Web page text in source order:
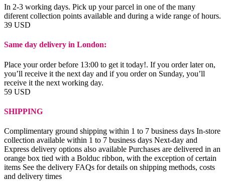
In 2-3 working days. Pick up your parcel in one of the many
diferent collection points available and during a wide range of hours.
39 USD
Same day delivery in London:
Place your order before 13:00 to get it today!. If you order later on,
you’ll receive it the next day and if you order on Sunday, you’ll
receive it the next working day.
59 USD
SHIPPING
Complimentary ground shipping within 1 to 7 business days In-store
collection available within 1 to 7 business days Next-day and
Express delivery options also available Purchases are delivered in an
orange box tied with a Bolduc ribbon, with the exception of certain
items See the delivery FAQs for details on shipping methods, costs
and delivery times